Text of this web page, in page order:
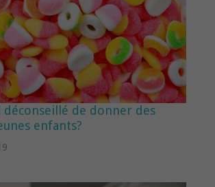
de donner des
enfants?